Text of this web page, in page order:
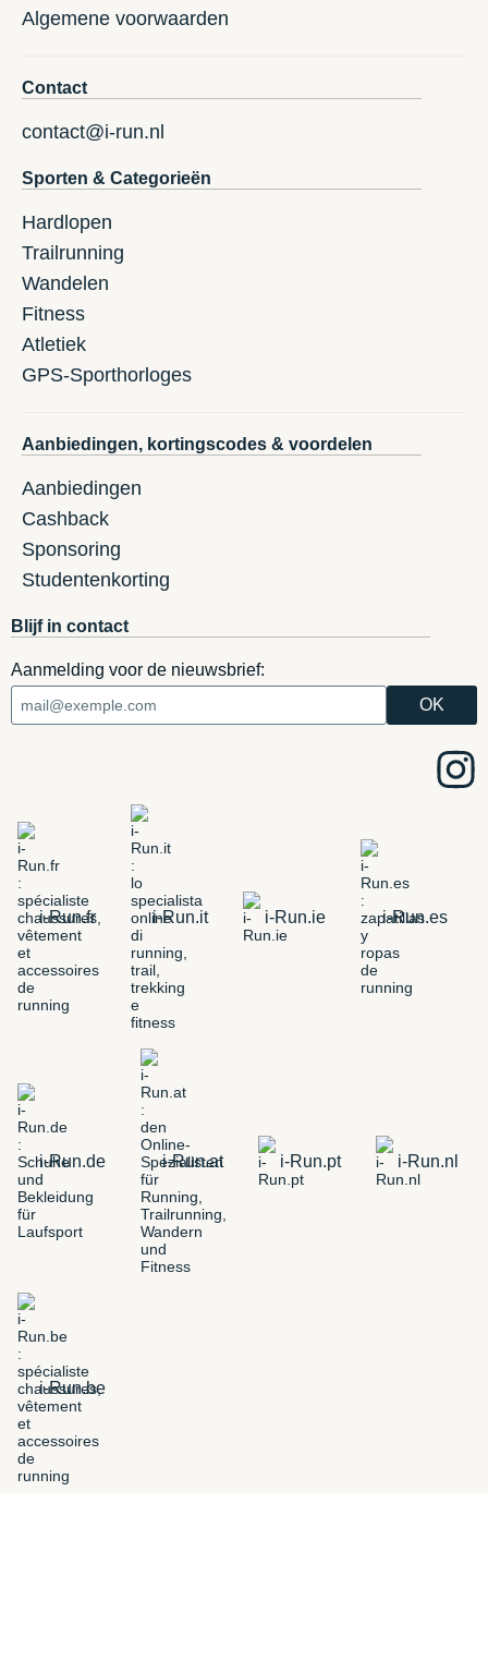
Algemene voorwaarden
Contact
contact@i-run.nl
Sporten & Categorieën
Hardlopen
Trailrunning
Wandelen
Fitness
Atletiek
GPS-Sporthorloges
Aanbiedingen, kortingscodes & voordelen
Aanbiedingen
Cashback
Sponsoring
Studentenkorting
Blijf in contact
Aanmelding voor de nieuwsbrief:
i-Run.fr i-Run.it i-Run.ie i-Run.es
i-Run.de i-Run.at i-Run.pt i-Run.nl
i-Run.be